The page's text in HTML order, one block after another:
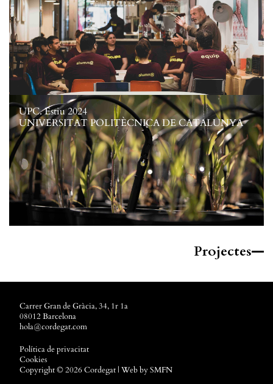
UPC. Estiu 2024
UNIVERSITAT POLITÈCNICA DE CATALUNYA
Projectes
Carrer Gran de Gràcia, 34, 1r 1a
08012 Barcelona
hola@cordegat.com
Política de privacitat
Cookies
Copyright © 2026 Cordegat | Web bySMFN